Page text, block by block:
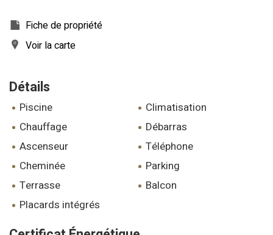
Fiche de propriété
Voir la carte
Détails
piscine
climatisation
chauffage
débarras
ascenseur
téléphone
cheminée
parking
terrasse
balcon
placards intégrés